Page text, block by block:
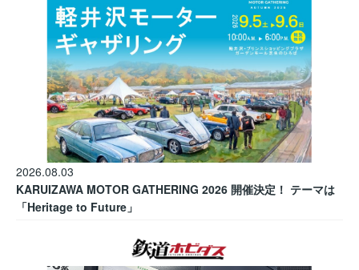
2026.08.03
KARUIZAWA MOTOR GATHERING 2026 開催決定！ テーマは
「Heritage to Future」